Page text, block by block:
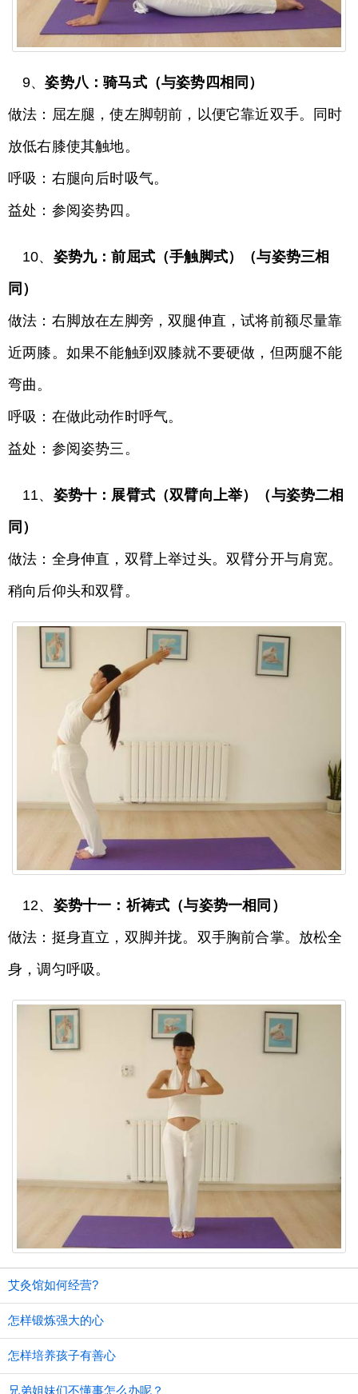
9、姿势八：骑马式（与姿势四相同）
做法：屈左腿，使左脚朝前，以便它靠近双手。同时
放低右膝使其触地。
呼吸：右腿向后时吸气。
益处：参阅姿势四。
10、 姿势九：前屈式（手触脚式）（与姿势三相
同）
做法：右脚放在左脚旁，双腿伸直，试将前额尽量靠
近两膝。如果不能触到双膝就不要硬做，但两腿不能
弯曲。
呼吸：在做此动作时呼气。
益处：参阅姿势三。
11、 姿势十：展臂式（双臂向上举）（与姿势二相
同）
做法：全身伸直，双臂上举过头。双臂分开与肩宽。
稍向后仰头和双臂。
12、 姿势十一：祈祷式（与姿势一相同）
做法：挺身直立，双脚并拢。双手胸前合掌。放松全
身，调匀呼吸。
艾灸馆如何经营?
怎样锻炼强大的心
怎样培养孩子有善心
兄弟姐妹们不懂事怎么办呢？